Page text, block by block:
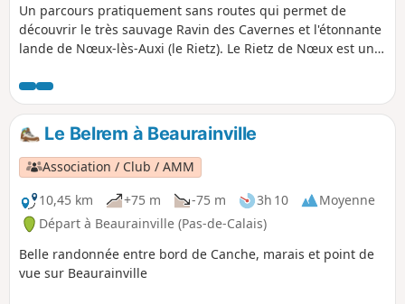
Un parcours pratiquement sans routes qui permet de
découvrir le très sauvage Ravin des Cavernes et l'étonnante
lande de Nœux-lès-Auxi (le Rietz). Le Rietz de Nœux est une
printemps de très belles orchidées. Bien sûr, ne pas
cueillir ! Ce circuit reprend une très grande partie du
"Sentier de l'Étoile" dont on trouve quelques tracés, mais
pas de descriptif. En outre son balisage est minimaliste
(peut-être même disparu en mai 2025). Les barrières sont
près du grillage à droite Avant de vous attaquer à ce
parcours, je vous conseille de visionner les 2 vidéos dont on
trouve les liens dans le commentaire de Denis.
Le Belrem à Beaurainville
Association / Club / AMM
10,45 km
+75 m -75 m 3h 10
Moyenne
Départ à Beaurainville (Pas-de-Calais)
Belle randonnée entre bord de Canche, marais et point de
vue sur Beaurainville